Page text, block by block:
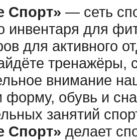
Спорт» — сеть
инвентаря для
для активного
тренажёры,
внимание
форму, обувь и
занятий
Спорт» делает